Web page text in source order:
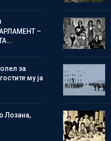
–
за
му ја
Лозана,